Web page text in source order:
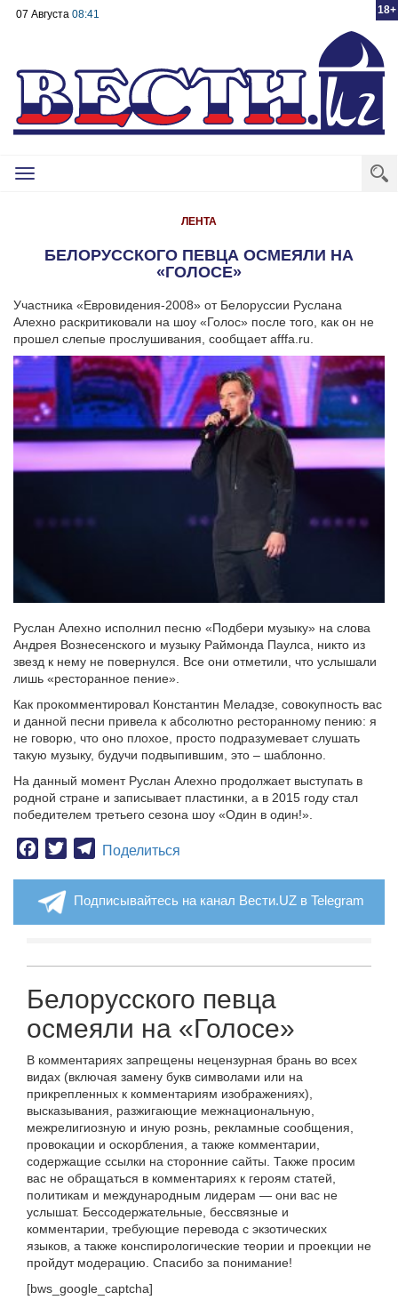
18+
07 Августа 08:41
Toggle
ЛЕНТА
БЕЛОРУССКОГО ПЕВЦА ОСМЕЯЛИ НА
«ГОЛОСЕ»
Участника «Евровидения-2008» от Белоруссии Руслана
Алехно раскритиковали на шоу «Голос» после того, как он не
прошел слепые прослушивания, сообщает afffa.ru.
Руслан Алехно исполнил песню «Подбери музыку» на слова
Андрея Вознесенского и музыку Раймонда Паулса, никто из
звезд к нему не повернулся. Все они отметили, что услышали
лишь «ресторанное пение».
Как прокомментировал Константин Меладзе, совокупность вас
и данной песни привела к абсолютно ресторанному пению: я
не говорю, что оно плохое, просто подразумевает слушать
такую музыку, будучи подвыпившим, это – шаблонно.
На данный момент Руслан Алехно продолжает выступать в
родной стране и записывает пластинки, а в 2015 году стал
победителем третьего сезона шоу «Один в один!».
Facebook
TwitterTelegram
Поделиться
Подписывайтесь на канал Вести.UZ в Telegram
Белорусского певца
осмеяли на «Голосе»
В комментариях запрещены нецензурная брань во всех
видах (включая замену букв символами или на
прикрепленных к комментариям изображениях),
высказывания, разжигающие межнациональную,
межрелигиозную и иную рознь, рекламные сообщения,
провокации и оскорбления, а также комментарии,
содержащие ссылки на сторонние сайты. Также просим
вас не обращаться в комментариях к героям статей,
политикам и международным лидерам — они вас не
услышат. Бессодержательные, бессвязные и
комментарии, требующие перевода с экзотических
языков, а также конспирологические теории и проекции не
пройдут модерацию. Спасибо за понимание!
[bws_google_captcha]